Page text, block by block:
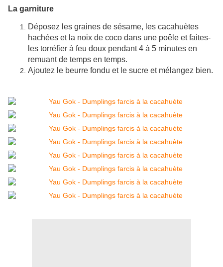
La garniture
Déposez les graines de sésame, les cacahuètes
hachées et la noix de coco dans une poêle et faites-
les torréfier à feu doux pendant 4 à 5 minutes en
remuant de temps en temps.
Ajoutez le beurre fondu et le sucre et mélangez bien.